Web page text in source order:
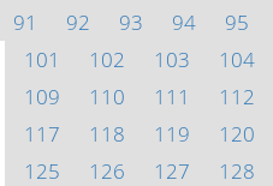
91
92 93 94 95
101
102 103 104
109
110 111 112
117
118 119 120
125
126 127 128